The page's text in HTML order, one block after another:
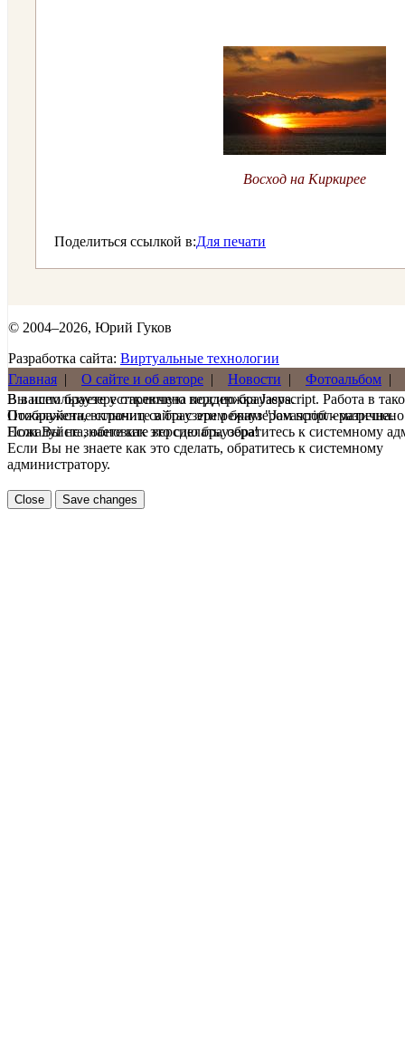
Восход на Киркирее
Поделиться ссылкой в:Для печати
© 2004–2026, Юрий Гуков
Разработка сайта: Виртуальные технологии
Главная | О сайте и об авторе | Новости | Фотоальбом |
В вашем браузере отключена поддержка Jasvscript. Работа в
Пожалуйста, включите в браузере режим "Javascript -
Если Вы не знаете как это сделать, обратитесь к системному
Вы используете устаревшую версию браузера.
Отображение страниц сайта с этим браузером проблематична.
Пожалуйста, обновите версию браузера!
Если Вы не знаете как это сделать, обратитесь к системному
администратору.
Close Save changes